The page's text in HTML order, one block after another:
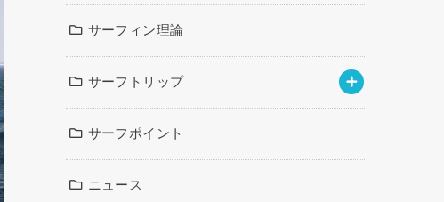
サーフィン理論
サーフトリップ
サーフポイント
ニュース